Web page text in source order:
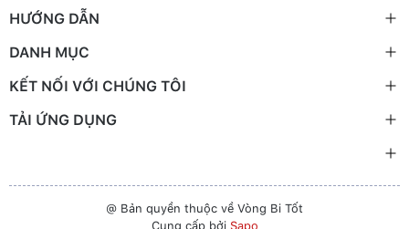
HƯỚNG DẪN
DANH MỤC
KẾT NỐI VỚI CHÚNG TÔI
TẢI ỨNG DỤNG
@ Bản quyền thuộc về Vòng Bi Tốt
Cung cấp bởi Sapo